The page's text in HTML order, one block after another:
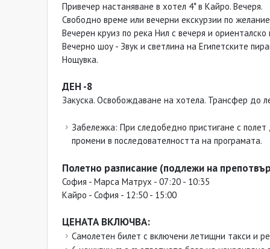
Привечер настаняване в хотел 4* в Кайро. Вечеря.
Свободно време или вечерни екскурзии по
Вечерен круиз по река Нил с вечеря и ориенталско
Вечерно шоу - Звук и светлина на Египетските
Нощувка.
ДЕН -8
Закуска. Освобождаване на хотела. Трансфер до
Забележка: При следобедно пристигане с
промени в последователността на програмата.
Полетно разписание (подлежи на
София - Марса Матрух - 07:20 - 10:35
Кайро - София - 12:50 - 15:00
ЦЕНАТА ВКЛЮЧВА:
Самолетен билет с включени летищни такси и